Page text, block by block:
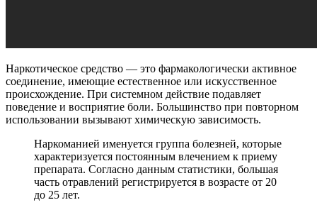
Наркотическое средство — это фармакологически активное
соединение, имеющие естественное или искусственное
происхождение. При системном действие подавляет
поведение и восприятие боли. Большинство при повторном
использовании вызывают химическую зависимость.
Наркоманией именуется группа болезней, которые
характеризуется постоянным влечением к приему
препарата. Согласно данным статистики, большая
часть отравлений регистрируется в возрасте от 20
до 25 лет.